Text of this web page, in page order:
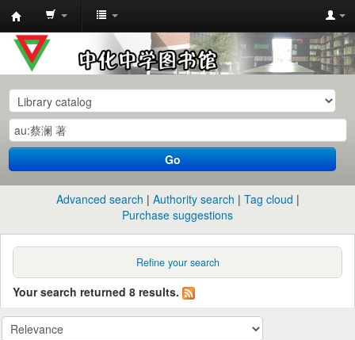
中
化
中
学
图
书
馆
目
Go
Advanced search Authority search
Tag cloud
Purchase suggestions
Refine your search
Your search returned 8 results.